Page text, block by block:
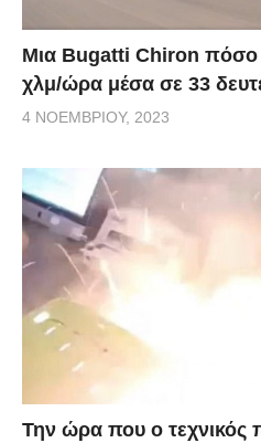
Μια Bugatti Chiron πόσο
χλμ/ώρα μέσα σε 33
4 ΝΟΕΜΒΡΊΟΥ, 2023
Την ώρα που ο τεχνικός